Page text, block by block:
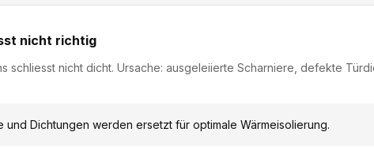
nicht richtig
schliesst nicht dicht. Ursache: ausgeleiierte Scharniere, defekte
und Dichtungen werden ersetzt für optimale Wärmeisolierung.